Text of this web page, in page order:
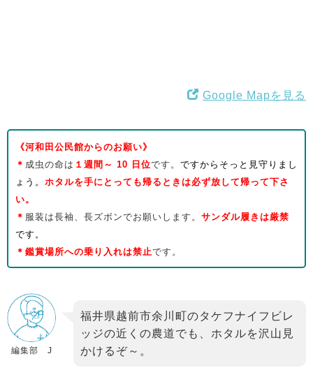
Google Mapを見る
《河和田公民館からのお願い》
＊ 成虫の命は １週間～ 10 日位です。 ですからそっと見守りまし
ょう。 ホタルを手にとっても帰るときは必ず放して帰って下さ
い。
＊ 服装は長袖、長ズボンでお願いします。 サンダル履きは厳禁
です。
＊ 鑑賞場所への乗り入れは禁止です。
編集部 J
福井県越前市余川町のタケフナイフビレ
ッジの近くの農道でも、ホタルを沢山見
かけるぞ～。